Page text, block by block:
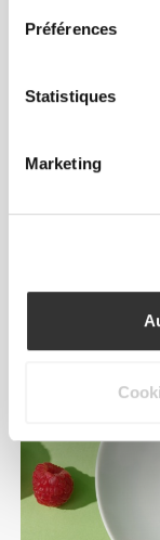
Préférences
Statistiques
Marketing